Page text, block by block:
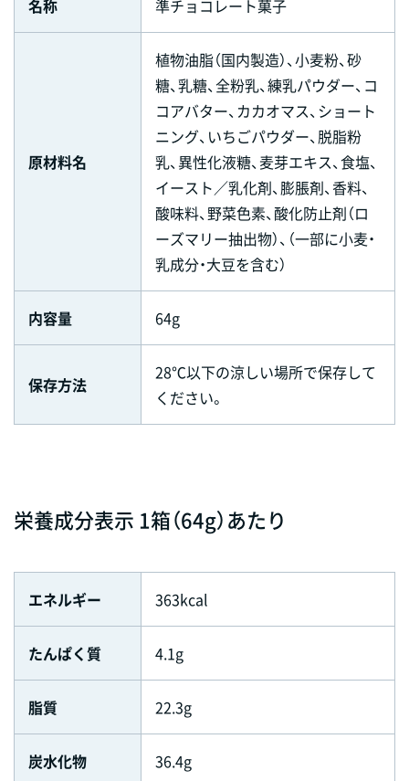
名称 準チョコレート菓子
原材料名
植物油脂（国内製造）、小麦粉、砂
糖、乳糖、全粉乳、練乳パウダー、コ
コアバター、カカオマス、ショート
ニング、いちごパウダー、脱脂粉
乳、異性化液糖、麦芽エキス、食塩、
イースト／乳化剤、膨脹剤、香料、
酸味料、野菜色素、酸化防止剤（ロ
ーズマリー抽出物）、（一部に小麦・
乳成分・大豆を含む）
内容量 64g
保存方法
28℃以下の涼しい場所で保存して
ください。
栄養成分表示 1箱（64g）あたり
エネルギー 363kcal
たんぱく質 4.1g
脂質 22.3g
炭水化物 36.4g